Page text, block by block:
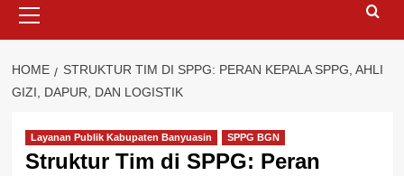
Menu
HOME
STRUKTUR TIM DI SPPG: PERAN KEPALA SPPG, AHLI
GIZI, DAPUR, DAN LOGISTIK
Layanan Publik Kabupaten Banyuasin SPPG BGN
Struktur Tim di SPPG: Peran